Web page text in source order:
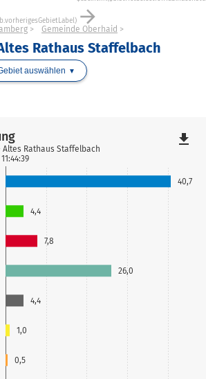
arrow_forward
Gemeinde Oberhaid
Rathaus Staffelbach
auswählen
40,7
4,4
7,8
26,0
4,4
1,0
0,5
Altes Rathaus Staffelbach
file_download